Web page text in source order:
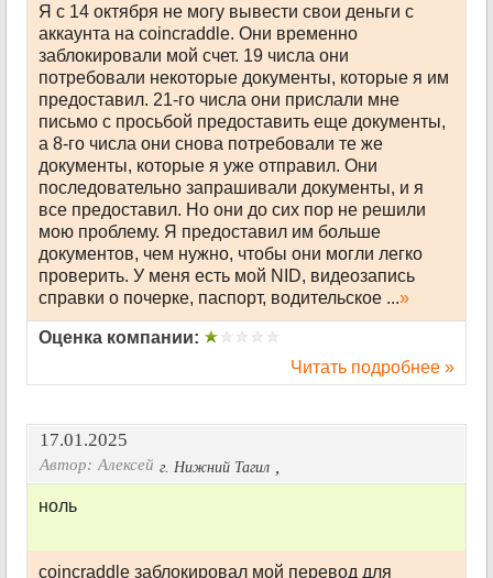
Я с 14 октября не могу вывести свои деньги с
аккаунта на coincraddle. Они временно
заблокировали мой счет. 19 числа они
потребовали некоторые документы, которые я им
предоставил. 21-го числа они прислали мне
письмо с просьбой предоставить еще документы,
а 8-го числа они снова потребовали те же
документы, которые я уже отправил. Они
последовательно запрашивали документы, и я
все предоставил. Но они до сих пор не решили
мою проблему. Я предоставил им больше
документов, чем нужно, чтобы они могли легко
проверить. У меня есть мой NID, видеозапись
справки о почерке, паспорт, водительское ...»
Оценка компании:
Читать подробнее »
17.01.2025
Автор: Алексей ,
г. Нижний Тагил
ноль
coincraddle заблокировал мой перевод для